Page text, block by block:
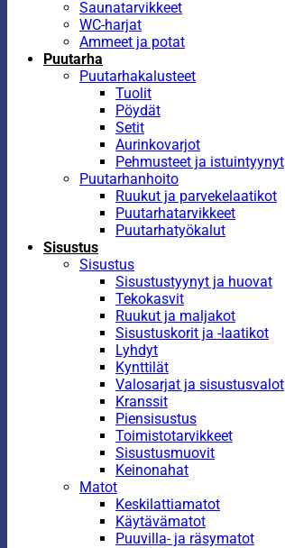
Saunatarvikkeet
WC-harjat
Ammeet ja potat
Puutarha
Puutarhakalusteet
Tuolit
Pöydät
Setit
Aurinkovarjot
Pehmusteet ja istuintyynyt
Puutarhanhoito
Ruukut ja parvekelaatikot
Puutarhatarvikkeet
Puutarhatyökalut
Sisustus
Sisustus
Sisustustyynyt ja huovat
Tekokasvit
Ruukut ja maljakot
Sisustuskorit ja -laatikot
Lyhdyt
Kynttilät
Valosarjat ja sisustusvalot
Kranssit
Piensisustus
Toimistotarvikkeet
Sisustusmuovit
Keinonahat
Matot
Keskilattiamatot
Käytävämatot
Puuvilla- ja räsymatot